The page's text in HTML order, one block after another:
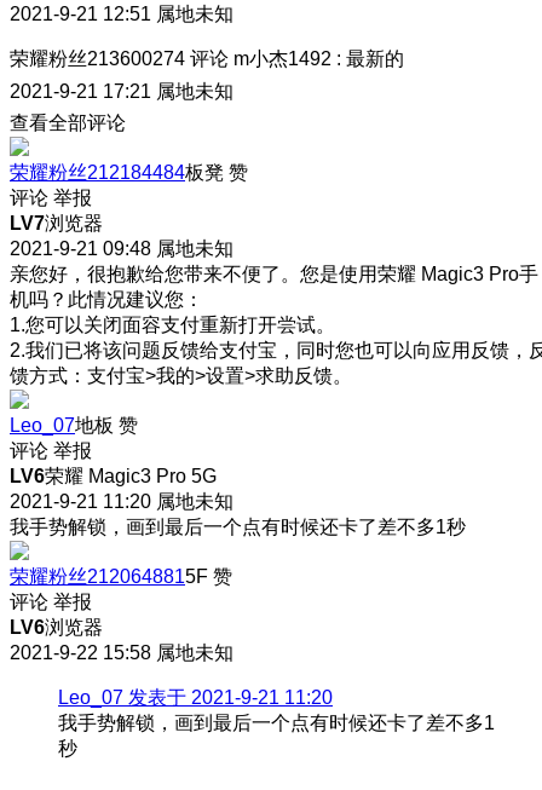
2021-9-21 12:51 属地未知
荣耀粉丝213600274 评论 m小杰1492 : 最新的
2021-9-21 17:21 属地未知
查看全部评论
荣耀粉丝212184484板凳 赞
评论 举报
LV7浏览器
2021-9-21 09:48 属地未知
亲您好，很抱歉给您带来不便了。您是使用荣耀 Magic3 Pro手
机吗？此情况建议您：
1.您可以关闭面容支付重新打开尝试。
2.我们已将该问题反馈给支付宝，同时您也可以向应用反馈，
馈方式：支付宝>我的>设置>求助反馈。
Leo_07地板 赞
评论 举报
LV6荣耀 Magic3 Pro 5G
2021-9-21 11:20 属地未知
我手势解锁，画到最后一个点有时候还卡了差不多1秒
荣耀粉丝2120648815F 赞
评论 举报
LV6浏览器
2021-9-22 15:58 属地未知
Leo_07 发表于 2021-9-21 11:20
我手势解锁，画到最后一个点有时候还卡了差不多1
秒